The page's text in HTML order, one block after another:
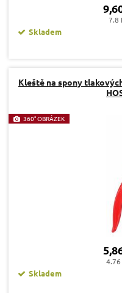
7.8
Skladem
Kleště na spony
360° OBRÁZEK
4.76
Skladem